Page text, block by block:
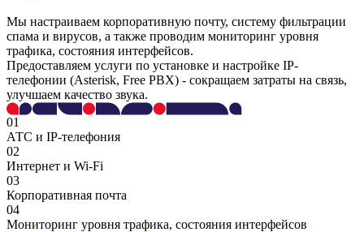
Мы настраиваем корпоративную почту, систему фильтрации
спама и вирусов, а также проводим мониторинг уровня
трафика, состояния интерфейсов.
Предоставляем услуги по установке и настройке IP-
телефонии (Asterisk, Free PBX) - сокращаем затраты на связь,
улучшаем качество звука.
01
АТС и IP-телефония
02
Интернет и Wi-Fi
03
Корпоративная почта
04
Мониторинг уровня трафика, состояния интерфейсов